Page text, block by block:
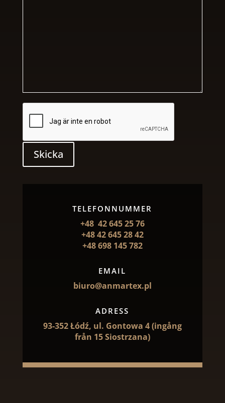
Skicka
TELEFONNUMMER
+48 42 645 25 76
+48 42 645 28 42
+48 698 145 782
EMAIL
biuro@anmartex.pl
ADRESS
93-352 Łódź, ul. Gontowa 4 (ingång
från 15 Siostrzana)